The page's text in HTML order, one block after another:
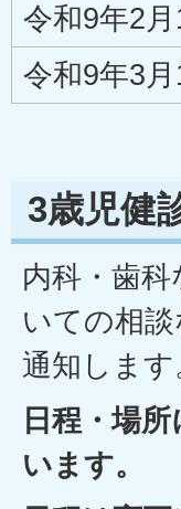
令和9年2月
令和9年3月
3歳児健
内科・歯
いての相
通知します
日程・場
います。